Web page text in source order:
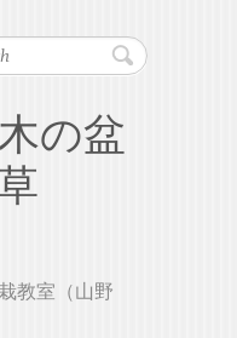
の盆
教室（山野